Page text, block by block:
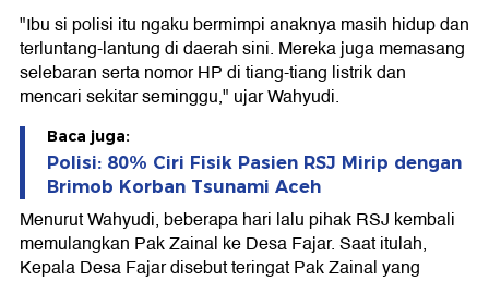
"Ibu si polisi itu ngaku bermimpi anaknya masih hidup dan
terluntang-lantung di daerah sini. Mereka juga memasang
selebaran serta nomor HP di tiang-tiang listrik dan
mencari sekitar seminggu," ujar Wahyudi.
Baca juga:
Polisi: 80% Ciri Fisik Pasien RSJ Mirip dengan
Brimob Korban Tsunami Aceh
Menurut Wahyudi, beberapa hari lalu pihak RSJ kembali
memulangkan Pak Zainal ke Desa Fajar. Saat itulah,
Kepala Desa Fajar disebut teringat Pak Zainal yang